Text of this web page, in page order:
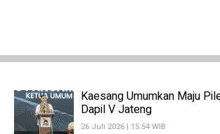
Kaesang Umumkan Maju
Dapil V Jateng
26 Juli 2026 | 15:54 WIB